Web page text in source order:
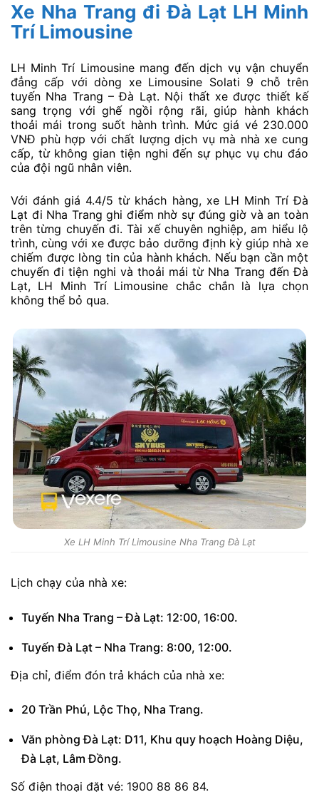
Xe Nha Trang đi Đà Lạt LH Minh
Trí Limousine
LH Minh Trí Limousine mang đến dịch vụ vận chuyển
đẳng cấp với dòng xe Limousine Solati 9 chỗ trên
tuyến Nha Trang – Đà Lạt. Nội thất xe được thiết kế
sang trọng với ghế ngồi rộng rãi, giúp hành khách
thoải mái trong suốt hành trình. Mức giá vé 230.000
VNĐ phù hợp với chất lượng dịch vụ mà nhà xe cung
cấp, từ không gian tiện nghi đến sự phục vụ chu đáo
của đội ngũ nhân viên.
Với đánh giá 4.4/5 từ khách hàng, xe LH Minh Trí Đà
Lạt đi Nha Trang ghi điểm nhờ sự đúng giờ và an toàn
trên từng chuyến đi. Tài xế chuyên nghiệp, am hiểu lộ
trình, cùng với xe được bảo dưỡng định kỳ giúp nhà xe
chiếm được lòng tin của hành khách. Nếu bạn cần một
chuyến đi tiện nghi và thoải mái từ Nha Trang đến Đà
Lạt, LH Minh Trí Limousine chắc chắn là lựa chọn
không thể bỏ qua.
Xe LH Minh Trí Limousine Nha Trang Đà Lạt
Lịch chạy của nhà xe:
Tuyến Nha Trang – Đà Lạt: 12:00, 16:00.
Tuyến Đà Lạt – Nha Trang: 8:00, 12:00.
Địa chỉ, điểm đón trả khách của nhà xe:
20 Trần Phú, Lộc Thọ, Nha Trang.
Văn phòng Đà Lạt: D11, Khu quy hoạch Hoàng Diệu,
Đà Lạt, Lâm Đồng.
Số điện thoại đặt vé: 1900 88 86 84.